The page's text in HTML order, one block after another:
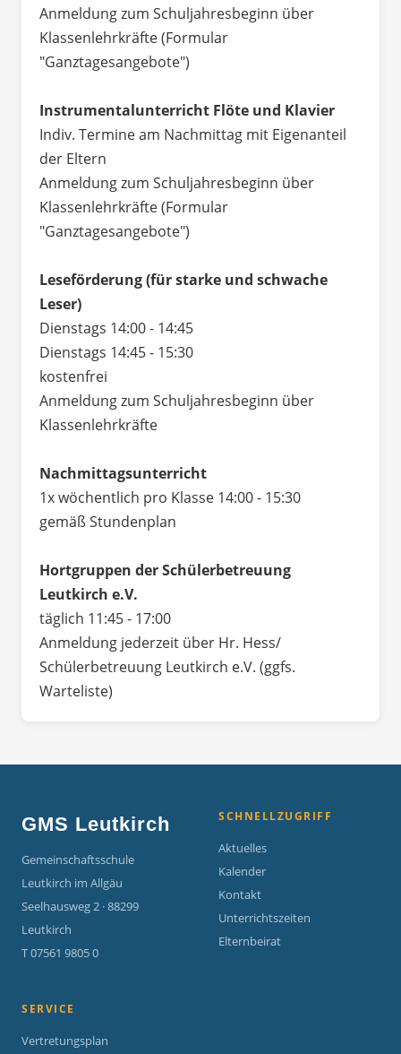
Anmeldung zum Schuljahresbeginn über
Klassenlehrkräfte (Formular
"Ganztagesangebote")
Instrumentalunterricht Flöte und Klavier
Indiv. Termine am Nachmittag mit Eigenanteil
der Eltern
Anmeldung zum Schuljahresbeginn über
Klassenlehrkräfte (Formular
"Ganztagesangebote")
Leseförderung (für starke und schwache
Leser)
Dienstags 14:00 - 14:45
Dienstags 14:45 - 15:30
kostenfrei
Anmeldung zum Schuljahresbeginn über
Klassenlehrkräfte
Nachmittagsunterricht
1x wöchentlich pro Klasse 14:00 - 15:30
gemäß Stundenplan
Hortgruppen der Schülerbetreuung
Leutkirch e.V.
täglich 11:45 - 17:00
Anmeldung jederzeit über Hr. Hess/
Schülerbetreuung Leutkirch e.V. (ggfs.
Warteliste)
GMS Leutkirch
Gemeinschaftsschule
Leutkirch im Allgäu
Seelhausweg 2 · 88299
Leutkirch
T 07561 9805 0
SCHNELLZUGRIFF
Aktuelles
Kalender
Kontakt
Unterrichtszeiten
Elternbeirat
SERVICE
Vertretungsplan